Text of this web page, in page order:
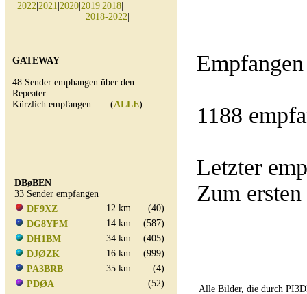
2022 2021 2020 2019 2018
2018-2022
GATEWAY
48 Sender emphangen über den
Repeater
Kürzlich empfangen (ALLE)
DBøBEN
33 Sender empfangen
DF9XZ
12 km
(40)
DG8YFM
14 km
(587)
DH1BM
34 km
(405)
DJØZK
16 km
(999)
PA3BRB
35 km
(4)
PDØA
(52)
1188
Letzter
Zum
Alle Bilder, die durch